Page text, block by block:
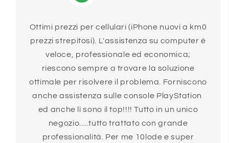
Ottimi prezzi per cellulari (iPhone nuovi a km0
prezzi strepitosi). L'assistenza su computer è
veloce, professionale ed economica;
riescono sempre a trovare la soluzione
ottimale per risolvere il problema. Forniscono
anche assistenza sulle console PlayStation
ed anche lì sono il top!!!! Tutto in un unico
negozio.....tutto trattato con grande
professionalità. Per me 10lode e super